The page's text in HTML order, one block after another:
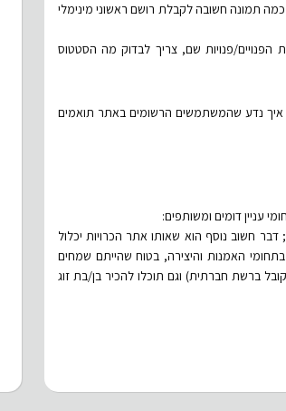
תמונה חשובה לקבלת רושם ראשוני מינימלי
פנויות שם, צריך לבדוק מה הסטטוס
איך נדע שהמשתמשים הרשומים באתר תואמים
עניין דומים ומשותפים:
חשוב נוסף הוא שאותו אתר הכרויות יכלול
האמנות והיצירה, בטוח שהייתם שמחים
ברשת חברתית) וגם תוכלו להכיר בן/בת זוג